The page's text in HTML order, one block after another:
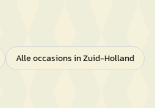
Alle occasions inZuid-Holland